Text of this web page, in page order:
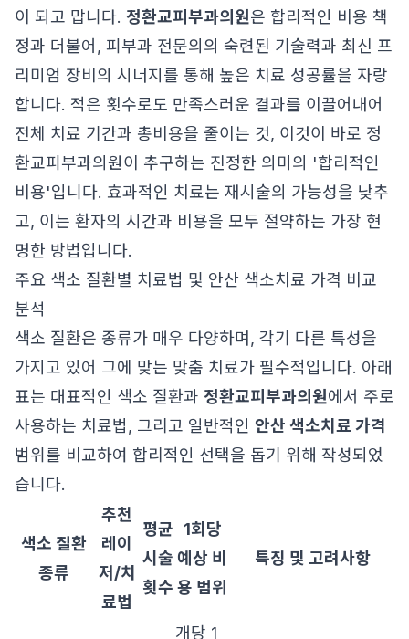
이 되고 맙니다. 정환교피부과의원은 합리적인 비용 책
정과 더불어, 피부과 전문의의 숙련된 기술력과 최신 프
리미엄 장비의 시너지를 통해 높은 치료 성공률을 자랑
합니다. 적은 횟수로도 만족스러운 결과를 이끌어내어
전체 치료 기간과 총비용을 줄이는 것, 이것이 바로 정
환교피부과의원이 추구하는 진정한 의미의 '합리적인
비용'입니다. 효과적인 치료는 재시술의 가능성을 낮추
고, 이는 환자의 시간과 비용을 모두 절약하는 가장 현
명한 방법입니다.
주요 색소 질환별 치료법 및 안산 색소치료 가격 비교
분석
색소 질환은 종류가 매우 다양하며, 각기 다른 특성을
가지고 있어 그에 맞는 맞춤 치료가 필수적입니다. 아래
표는 대표적인 색소 질환과 정환교피부과의원에서 주로
사용하는 치료법, 그리고 일반적인 안산 색소치료 가격
범위를 비교하여 합리적인 선택을 돕기 위해 작성되었
습니다.
색소 질환
종류
추천
레이
저/치
료법
평균
시술
횟수
1회당
예상 비
용 범위
특징 및 고려사항
개당 1